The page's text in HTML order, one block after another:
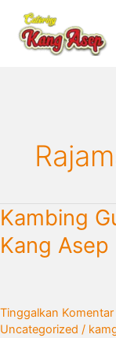
konten
Kambing
Kang Asep
Tinggalkan Komentar
Uncategorized /
Kambing
Guling
Rajamandala